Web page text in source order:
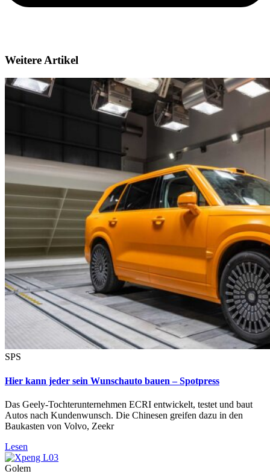
Weitere Artikel
SPS
Hier kann jeder sein Wunschauto bauen – Spotpress
Das Geely-Tochterunternehmen ECRI entwickelt, testet und baut
Autos nach Kundenwunsch. Die Chinesen greifen dazu in den
Baukasten von Volvo, Zeekr
Lesen
Golem